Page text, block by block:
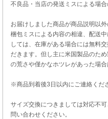
不良品・当店の発送ミスによる場
お届けしました商品が商品説明以
梱包ミスによる内容の相違、配送
しては、在庫がある場合には無料
だきます。但し主に米国製品のた
の荒さや僅かなホツレがあった場合
※商品到着後3日以内にご連絡くだ
サイズ交換につきましては対応不
問い合わせください。